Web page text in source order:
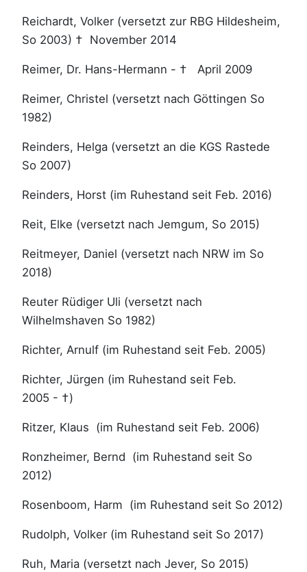
Reichardt, Volker (versetzt zur RBG Hildesheim,
So 2003) † November 2014
Reimer, Dr. Hans-Hermann - † April 2009
Reimer, Christel (versetzt nach Göttingen So
1982)
Reinders, Helga (versetzt an die KGS Rastede
So 2007)
Reinders, Horst (im Ruhestand seit Feb. 2016)
Reit, Elke (versetzt nach Jemgum, So 2015)
Reitmeyer, Daniel (versetzt nach NRW im So
2018)
Reuter Rüdiger Uli (versetzt nach
Wilhelmshaven So 1982)
Richter, Arnulf (im Ruhestand seit Feb. 2005)
Richter, Jürgen (im Ruhestand seit Feb.
2005 - †)
Ritzer, Klaus (im Ruhestand seit Feb. 2006)
Ronzheimer, Bernd (im Ruhestand seit So
2012)
Rosenboom, Harm (im Ruhestand seit So 2012)
Rudolph, Volker (im Ruhestand seit So 2017)
Ruh, Maria (versetzt nach Jever, So 2015)